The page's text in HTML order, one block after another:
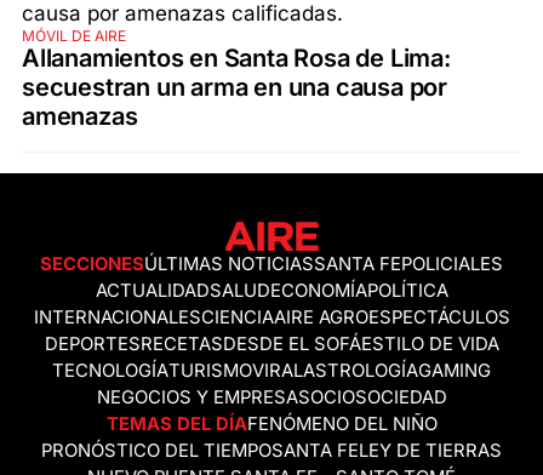
MÓVIL DE AIRE
Allanamientos en Santa Rosa de Lima:
secuestran un arma en una causa por
amenazas
SECCIONESÚLTIMAS NOTICIASSANTA FEPOLICIALES
ACTUALIDADSALUDECONOMÍAPOLÍTICA
INTERNACIONALESCIENCIAAIRE AGROESPECTÁCULOS
DEPORTESRECETASDESDE EL SOFÁESTILO DE VIDA
TECNOLOGÍATURISMOVIRALASTROLOGÍAGAMING
NEGOCIOS Y EMPRESASOCIOSOCIEDAD
TEMAS DEL DÍAFENÓMENO DEL NIÑO
PRONÓSTICO DEL TIEMPOSANTA FELEY DE TIERRAS